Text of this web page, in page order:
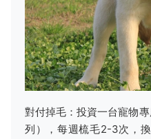
對付掉毛：投資一台寵物
列），每週梳毛2-3次，